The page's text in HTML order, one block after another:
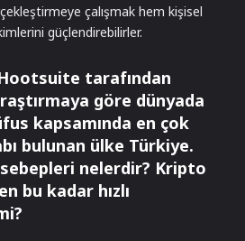
çalışmak hem kişisel
güçlendirebilirler.
tarafından
göre dünyada
kapsamında en çok
bulunan ülke Türkiye.
nelerdir? Kripto
bu kadar hızlı